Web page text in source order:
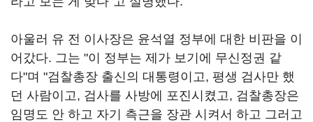
아울러 유 전 이사장은 윤석열 정부에 대한 비판을 이
어갔다. 그는 "이 정부는 제가 보기에 무신정권 같
다"며 "검찰총장 출신의 대통령이고, 평생 검사만 했
던 사람이고, 검사를 사방에 포진시켰고, 검찰총장은
임명도 안 하고 자기 측근을 장관 시켜서 하고 그러고